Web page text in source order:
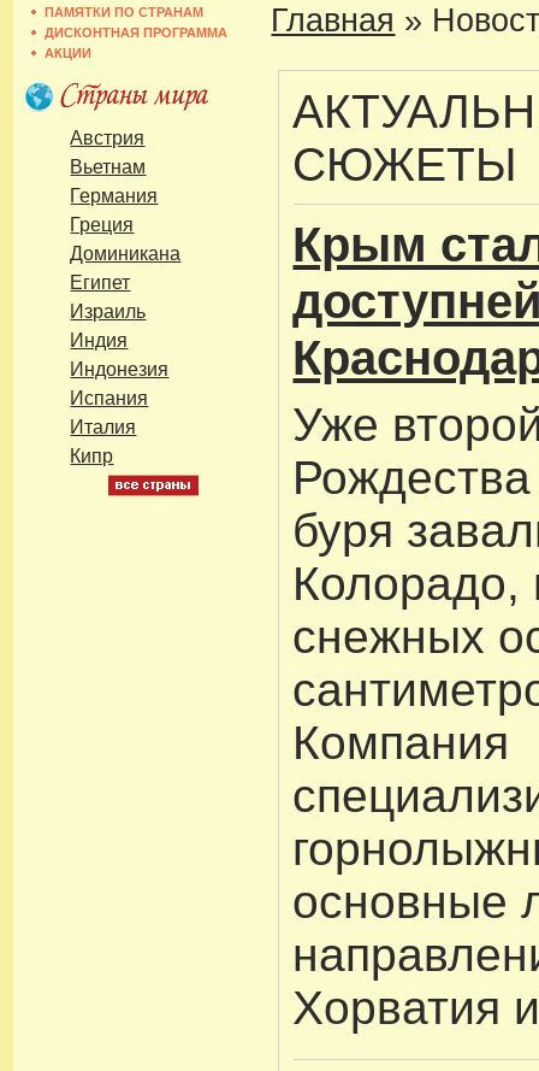
ПАМЯТКИ ПО СТРАНАМ
ДИСКОНТНАЯ ПРОГРАММА
АКЦИИ
Австрия
Вьетнам
Германия
Греция
Доминикана
Египет
Израиль
Индия
Индонезия
Испания
Италия
Кипр
Главная »
СЮЖЕТЫ
Крым
Уже
буря
Колорадо,
снежных
Компания
основные
Хорватия